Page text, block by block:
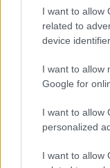
I want to allow
related to
device
I want to allow
Google for
I want to allow
personalized
I want to allow